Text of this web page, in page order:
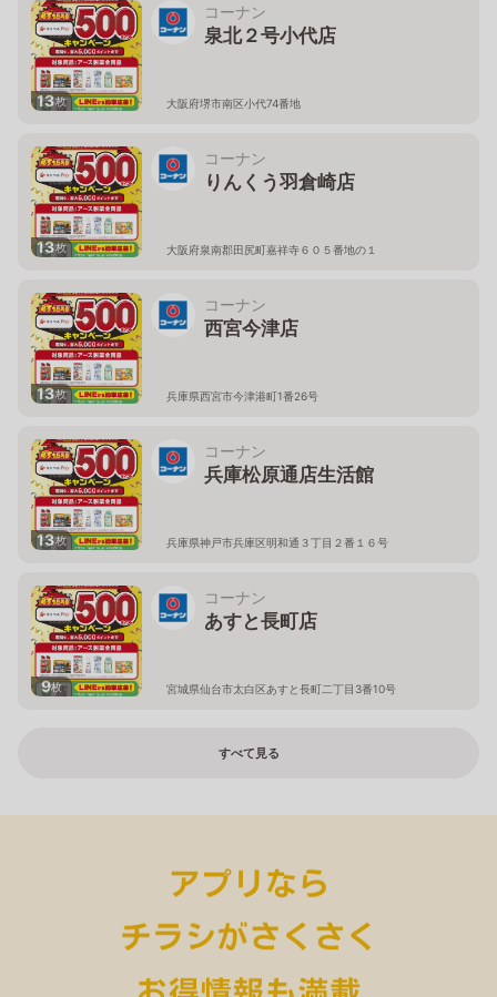
13枚
コーナン
泉北２号小代店
大阪府堺市南区小代74番地
13枚
コーナン
りんくう羽倉崎店
大阪府泉南郡田尻町嘉祥寺６０５番地の１
13枚
コーナン
西宮今津店
兵庫県西宮市今津港町1番26号
13枚
コーナン
兵庫松原通店生活館
兵庫県神戸市兵庫区明和通３丁目２番１６号
9枚
コーナン
あすと長町店
宮城県仙台市太白区あすと長町二丁目3番10号
すべて見る